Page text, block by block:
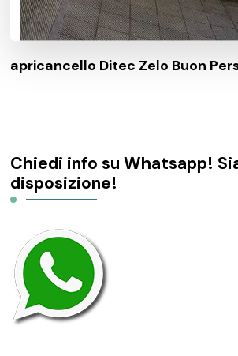
apricancello Ditec Zelo Buon
Chiedi info su Whatsapp!
disposizione!